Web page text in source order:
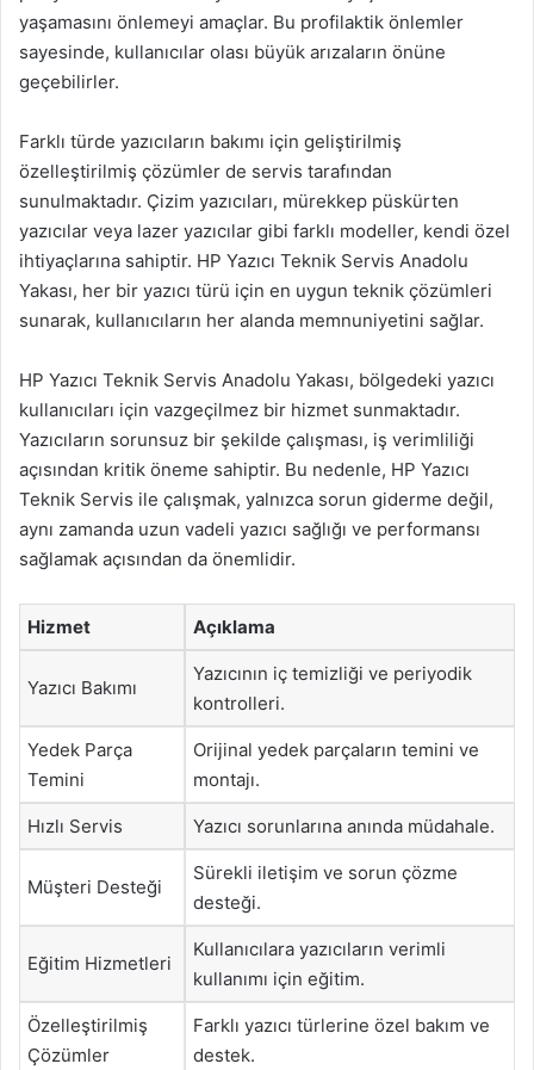
yaşamasını önlemeyi amaçlar. Bu profilaktik önlemler
sayesinde, kullanıcılar olası büyük arızaların önüne
geçebilirler.
Farklı türde yazıcıların bakımı için geliştirilmiş
özelleştirilmiş çözümler de servis tarafından
sunulmaktadır. Çizim yazıcıları, mürekkep püskürten
yazıcılar veya lazer yazıcılar gibi farklı modeller, kendi özel
ihtiyaçlarına sahiptir. HP Yazıcı Teknik Servis Anadolu
Yakası, her bir yazıcı türü için en uygun teknik çözümleri
sunarak, kullanıcıların her alanda memnuniyetini sağlar.
HP Yazıcı Teknik Servis Anadolu Yakası, bölgedeki yazıcı
kullanıcıları için vazgeçilmez bir hizmet sunmaktadır.
Yazıcıların sorunsuz bir şekilde çalışması, iş verimliliği
açısından kritik öneme sahiptir. Bu nedenle, HP Yazıcı
Teknik Servis ile çalışmak, yalnızca sorun giderme değil,
aynı zamanda uzun vadeli yazıcı sağlığı ve performansı
sağlamak açısından da önemlidir.
Hizmet Açıklama
Yazıcı Bakımı
Yazıcının iç temizliği ve periyodik
kontrolleri.
Yedek Parça
Temini
Orijinal yedek parçaların temini ve
montajı.
Hızlı Servis Yazıcı sorunlarına anında müdahale.
Müşteri Desteği
Sürekli iletişim ve sorun çözme
desteği.
Eğitim Hizmetleri
Kullanıcılara yazıcıların verimli
kullanımı için eğitim.
Özelleştirilmiş
Çözümler
Farklı yazıcı türlerine özel bakım ve
destek.